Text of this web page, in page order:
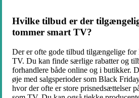
Hvilke tilbud er der
tommer smart TV?
Der er ofte gode tilbud tilgængelige for
TV. Du kan finde særlige rabatter og
forhandlere både online og i butikker.
øje med salgsperioder som Black
hvor der ofte er store prisnedsættelser